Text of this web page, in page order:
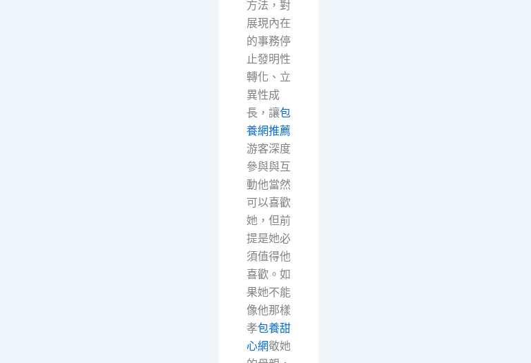
方法，對
展現內在
的事務停
止發明性
轉化、立
異性成
長，讓包
養網推薦
游客深度
參與與互
動他當然
可以喜歡
她，但前
提是她必
須值得他
喜歡。如
果她不能
像他那樣
孝包養甜
心網敬她